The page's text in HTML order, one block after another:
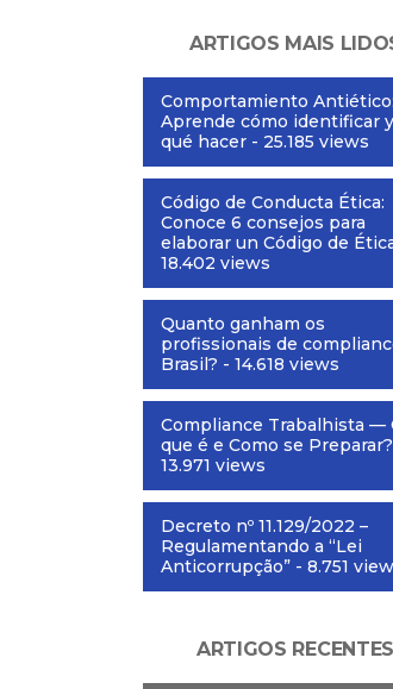
ARTIGOS MAIS
Comportamiento Antiético:
Aprende cómo identificar y
qué hacer - 25.185 views
Código de Conducta Ética:
Conoce 6 consejos para
elaborar un Código de
18.402 views
Quanto ganham os
profissionais de
Brasil? - 14.618 views
Compliance Trabalhista —
que é e Como se Preparar?
13.971 views
Decreto nº 11.129/2022 –
Regulamentando a “Lei
Anticorrupção” - 8.751
ARTIGOS RECENTES